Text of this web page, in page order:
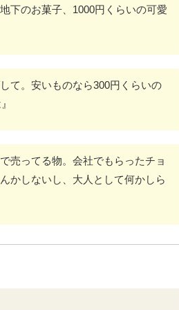
下のお菓子、1000円くらいの可愛
て。安いものなら300円くらいの
売ってる物。会社でもらったチョ
かしないし、大人として何かしら